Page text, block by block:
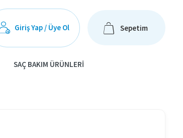
Giriş Yap / Üye Ol Sepetim
SAÇ BAKIM ÜRÜNLERI